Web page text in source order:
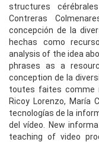
structures
Contreras
concepción de la
hechas como
analysis of the idea
phrases as a
conception de la
toutes faites comme
Ricoy Lorenzo, María
tecnologías de la
del vídeo. New
teaching of video